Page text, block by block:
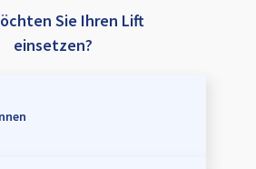
Sie Ihren Lift
einsetzen?